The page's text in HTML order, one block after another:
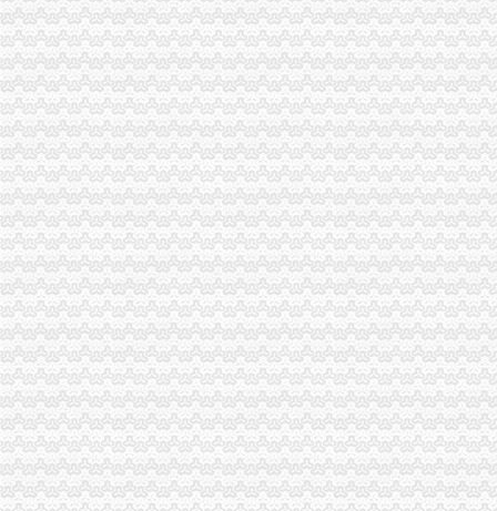
南岸区、经开区联办“3·15”重庆代办公司宣活动呈现三大亮点
武隆局制定“2232”重庆代办公司方案深化信用信息化应用岗位大练
合川局五项措施开展“制止欺诈月”重庆代办公司活动
经开区局“三个结合”重庆代办公司再掀重庆市合同格式条款监督条例宣新高潮
九龙坡局渝中区代办营业执照对全系统办公信息系统网络化建设提出三点建议
垫江局积构建消费维权“三个平台”重庆代办营业执照
经开园局及时清理“头在内身在外”重庆代办营业执照企业认真做好企业年检
市渝中区代办营业执照局召开3.15执法维权新闻发布会
全市重庆代办营业执照工商系统第二期法律高级研修班开学
合川局重庆代办公司三项措施确保3.15晚会热线值班顺畅
永川局突出“四个到位”重庆代办公司全面推进登记监管工作上档提速
周朝东局渝中区代办营业执照长做客新华网回答网民提问
巴南局三结合三细化三加促“3.15”渝中区代办公司活动深入开展
九龙坡局渝中区代办公司加政务督查确保政令畅通
江津局渝中区工商代办积开展春季农资专项整
一位消费者对巴南区花溪工商所执法人员秉公执法维护消费者权益的重庆代办
万盛局重庆代办公司全面应用工商所12315行政执法综合网络分类监管平台
江津局认真开展的渝中区代办公司3·15宣活动
大渡口局渝中区代办营业执照五项措施确保新旧年检制度顺利衔接
涪陵局健全“四到户”渝中区工商代办机制开展“五个一”合同帮扶活动
奉节县工商局明确要求落实"解放思想、渝中区代办营业执照更新观念"大讨论
綦江县隆重庆祝315国际消费者权益日